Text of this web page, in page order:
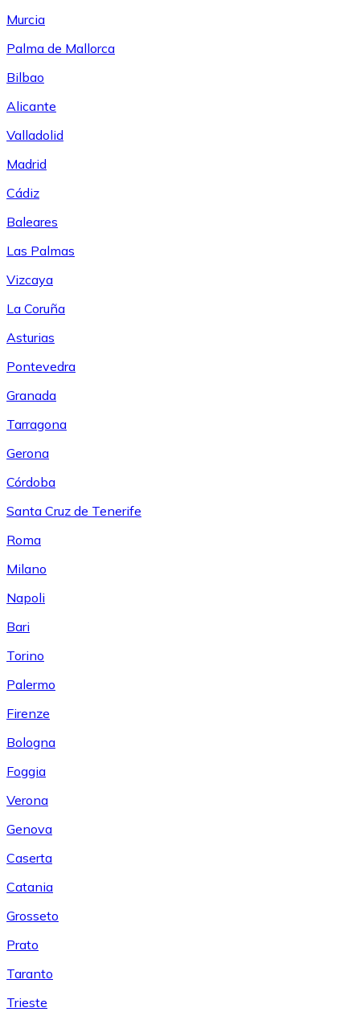
Murcia
Palma de Mallorca
Bilbao
Alicante
Valladolid
Madrid
Cádiz
Baleares
Las Palmas
Vizcaya
La Coruña
Asturias
Pontevedra
Granada
Tarragona
Gerona
Córdoba
Santa Cruz de Tenerife
Roma
Milano
Napoli
Bari
Torino
Palermo
Firenze
Bologna
Foggia
Verona
Genova
Caserta
Catania
Grosseto
Prato
Taranto
Trieste